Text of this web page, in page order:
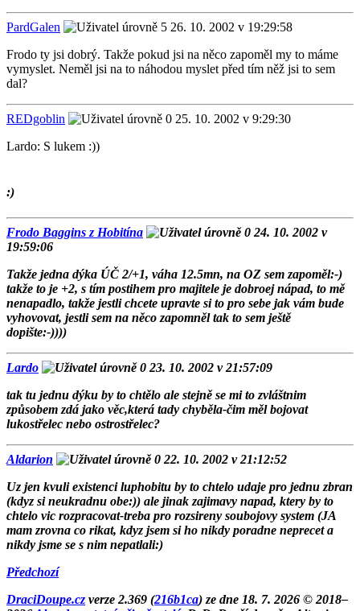
PardGalen
26. 10. 2002 v 19:29:58
Frodo ty jsi dobrý. Takže pokud jsi na něco zapoměl my to máme
vymyslet. Neměl jsi na to náhodou myslet před tím něž jsi to sem
dal?
REDgoblin
25. 10. 2002 v 9:29:30
Lardo: S lukem :))
:)
Frodo Baggins z Hobitína
24. 10. 2002 v
19:59:06
Takže jedna dýka ÚČ 2/+1, váha 12.5mn, na OZ sem zapoměl:-)
takže to je +2, s tím postihem pro majitele je dobroej nápad, to mě
nenapadlo, takže jestli chcete upravte si to pro sebe jak vám bude
vyhovovat, jestli sem na něco zapomněl tak to sem ještě
dopište:-))))
Lardo
23. 10. 2002 v 21:57:09
tak tu jednu dýku by to chtělo ale stejně se mi to zvláštnim
způsobem zdá jako věc,která tady chyběla-čim měl bojovat
lukostřelec nebo ostrostřelec?
Aldarion
22. 10. 2002 v 21:12:52
Uz jen kvuli existenci luphobitu by to chtelo udaje pro jednu zbran
(kdyz si neukradnu obe:)) ale jinak zajimavy napad, ktery by to
chtelo vic rozpracovat-treba pro rozsireny soubojovy system (JA
mam zrovna co rikat, kdyz jsem si ho nikdy poradne neprecet a
nikdy jsme se s nim nepatlali:)
Předchozí
DraciDoupe.cz verze 2.369 (216b1ca) ze dne 18. 7. 2026 © 2018–